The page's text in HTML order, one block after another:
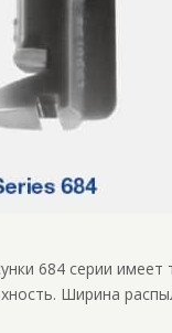
684 серии
Ширина